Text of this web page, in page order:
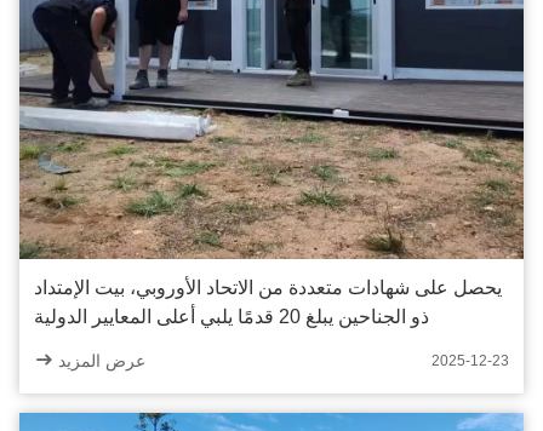
يحصل على شهادات متعددة من الاتحاد الأوروبي، بيت الإمتداد
ذو الجناحين يبلغ 20 قدمًا يلبي أعلى المعايير الدولية
2025-12-23 عرض المزيد